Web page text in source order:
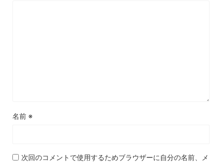
名前 ※
次回のコメントで使用するためブラウザーに自分の名前、メ